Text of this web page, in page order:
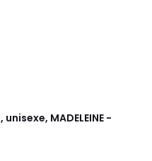
MADELEINE -